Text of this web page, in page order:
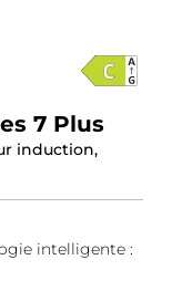
7 Plus
induction,
intelligente :